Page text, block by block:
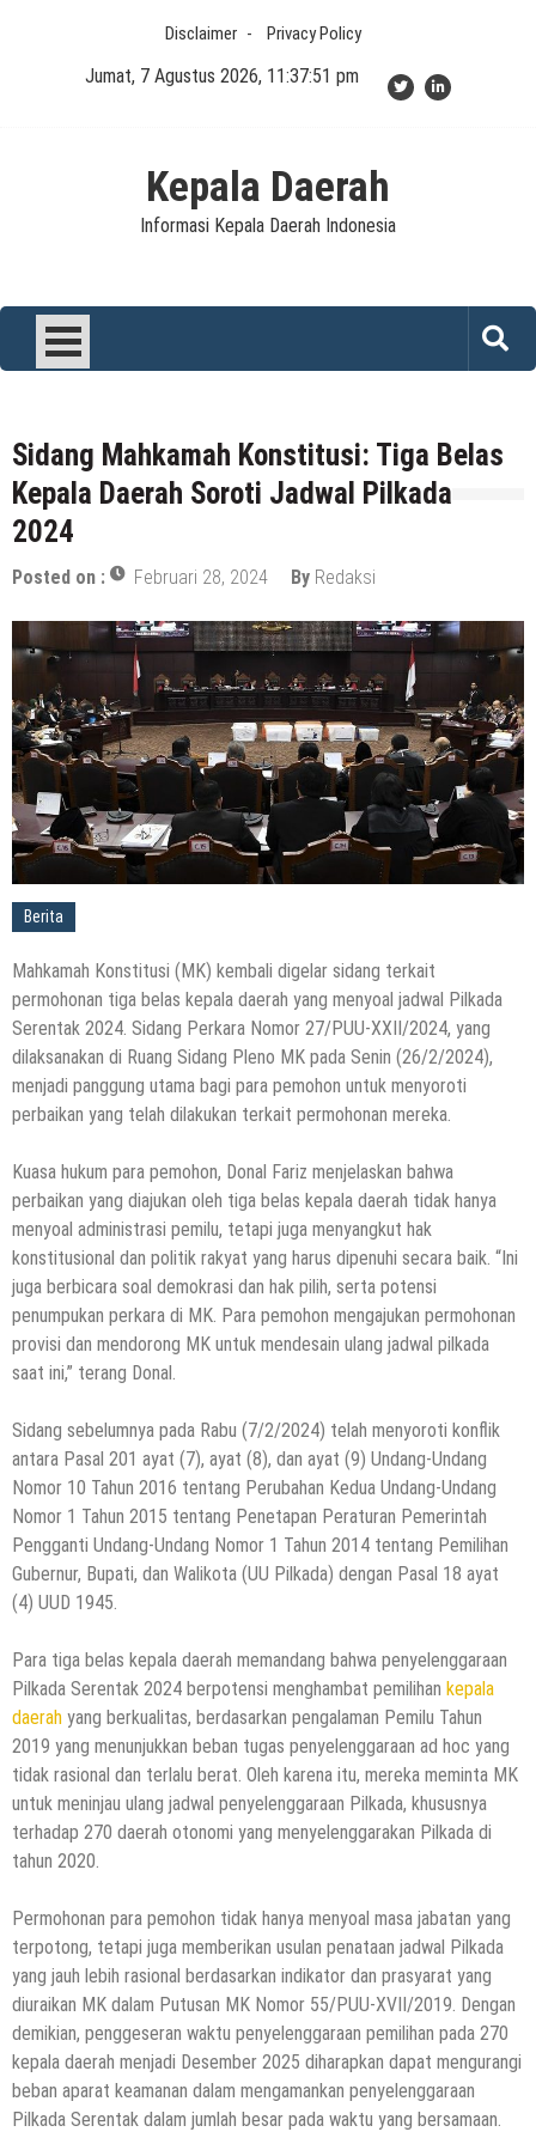
Disclaimer Privacy Policy
Jumat, 7 Agustus 2026, 11:37:51 pm
Kepala Daerah
Informasi Kepala Daerah Indonesia
Sidang Mahkamah Konstitusi: Tiga Belas
Kepala Daerah Soroti Jadwal Pilkada
2024
Posted on : Februari 28, 2024 By Redaksi
Berita
Mahkamah Konstitusi (MK) kembali digelar sidang terkait
permohonan tiga belas kepala daerah yang menyoal jadwal Pilkada
Serentak 2024. Sidang Perkara Nomor 27/PUU-XXII/2024, yang
dilaksanakan di Ruang Sidang Pleno MK pada Senin (26/2/2024),
menjadi panggung utama bagi para pemohon untuk menyoroti
perbaikan yang telah dilakukan terkait permohonan mereka.
Kuasa hukum para pemohon, Donal Fariz menjelaskan bahwa
perbaikan yang diajukan oleh tiga belas kepala daerah tidak hanya
menyoal administrasi pemilu, tetapi juga menyangkut hak
konstitusional dan politik rakyat yang harus dipenuhi secara baik. “Ini
juga berbicara soal demokrasi dan hak pilih, serta potensi
penumpukan perkara di MK. Para pemohon mengajukan permohonan
provisi dan mendorong MK untuk mendesain ulang jadwal pilkada
saat ini,” terang Donal.
Sidang sebelumnya pada Rabu (7/2/2024) telah menyoroti konflik
antara Pasal 201 ayat (7), ayat (8), dan ayat (9) Undang-Undang
Nomor 10 Tahun 2016 tentang Perubahan Kedua Undang-Undang
Nomor 1 Tahun 2015 tentang Penetapan Peraturan Pemerintah
Pengganti Undang-Undang Nomor 1 Tahun 2014 tentang Pemilihan
Gubernur, Bupati, dan Walikota (UU Pilkada) dengan Pasal 18 ayat
(4) UUD 1945.
Para tiga belas kepala daerah memandang bahwa penyelenggaraan
Pilkada Serentak 2024 berpotensi menghambat pemilihan kepala
daerah yang berkualitas, berdasarkan pengalaman Pemilu Tahun
2019 yang menunjukkan beban tugas penyelenggaraan ad hoc yang
tidak rasional dan terlalu berat. Oleh karena itu, mereka meminta MK
untuk meninjau ulang jadwal penyelenggaraan Pilkada, khususnya
terhadap 270 daerah otonomi yang menyelenggarakan Pilkada di
tahun 2020.
Permohonan para pemohon tidak hanya menyoal masa jabatan yang
terpotong, tetapi juga memberikan usulan penataan jadwal Pilkada
yang jauh lebih rasional berdasarkan indikator dan prasyarat yang
diuraikan MK dalam Putusan MK Nomor 55/PUU-XVII/2019. Dengan
demikian, penggeseran waktu penyelenggaraan pemilihan pada 270
kepala daerah menjadi Desember 2025 diharapkan dapat mengurangi
beban aparat keamanan dalam mengamankan penyelenggaraan
Pilkada Serentak dalam jumlah besar pada waktu yang bersamaan.